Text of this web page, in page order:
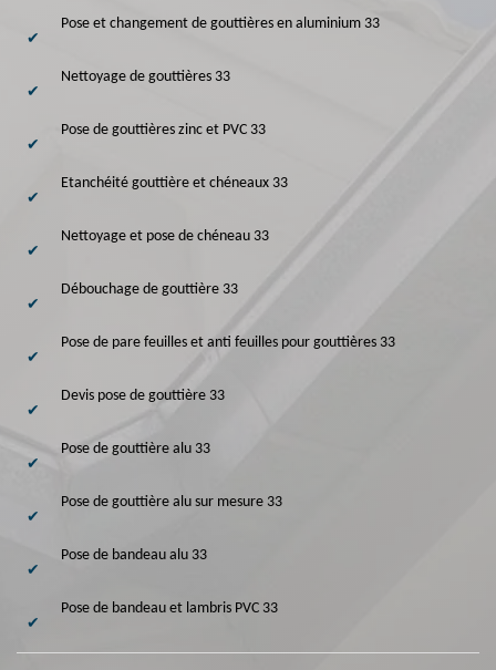
Pose et changement de gouttières en aluminium 33
Nettoyage de gouttières 33
Pose de gouttières zinc et PVC 33
Etanchéité gouttière et chéneaux 33
Nettoyage et pose de chéneau 33
Débouchage de gouttière 33
Pose de pare feuilles et anti feuilles pour gouttières 33
Devis pose de gouttière 33
Pose de gouttière alu 33
Pose de gouttière alu sur mesure 33
Pose de bandeau alu 33
Pose de bandeau et lambris PVC 33